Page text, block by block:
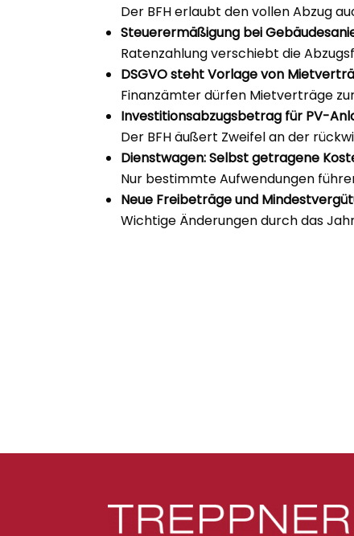
Der BFH erlaubt den vollen Abzug
Steuerermäßigung bei
Ratenzahlung verschiebt die
DSGVO steht Vorlage von
Finanzämter dürfen Mietverträge
Investitionsabzugsbetrag für PV-
Der BFH äußert Zweifel an der
Dienstwagen: Selbst getragene
Nur bestimmte Aufwendungen
Neue Freibeträge und
Wichtige Änderungen durch das